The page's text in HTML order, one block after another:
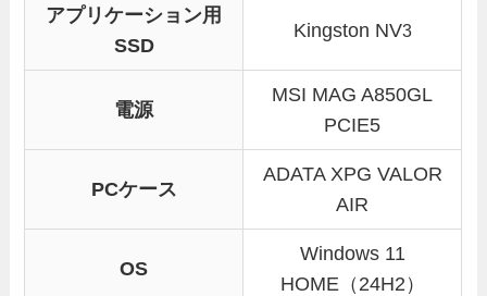
アプリケーション用
SSD
Kingston NV3
電源
MSI MAG A850GL
PCIE5
PCケース
ADATA XPG VALOR
AIR
OS
Windows 11
HOME（24H2）